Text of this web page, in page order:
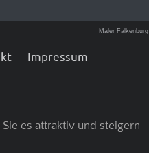
Maler Falkenburg
Impressum
es attraktiv und steigern